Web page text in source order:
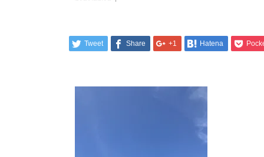
Tweet Share +1 Hatena